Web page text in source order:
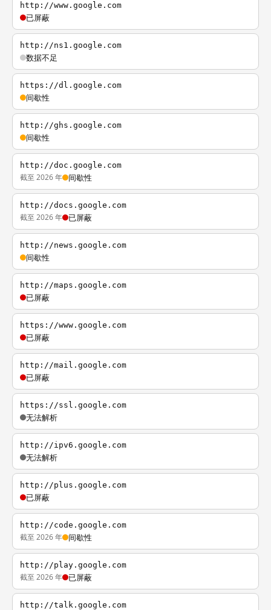
http://www.google.com
已屏蔽
http://ns1.google.com
数据不足
https://dl.google.com
间歇性
http://ghs.google.com
间歇性
http://doc.google.com
截至 2026 年 间歇性
http://docs.google.com
截至 2026 年 已屏蔽
http://news.google.com
间歇性
http://maps.google.com
已屏蔽
https://www.google.com
已屏蔽
http://mail.google.com
已屏蔽
https://ssl.google.com
无法解析
http://ipv6.google.com
无法解析
http://plus.google.com
已屏蔽
http://code.google.com
截至 2026 年 间歇性
http://play.google.com
截至 2026 年 已屏蔽
http://talk.google.com